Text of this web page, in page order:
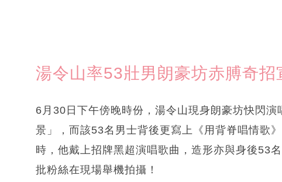
湯令山率53壯男朗豪坊赤膊奇招
6月30日下午傍晚時份，湯令山現身朗豪坊快閃
景」，而該53名男士背後更寫上《用背脊唱情歌
時，他戴上招牌黑超演唱歌曲，造形亦與身後53
批粉絲在現場舉機拍攝！